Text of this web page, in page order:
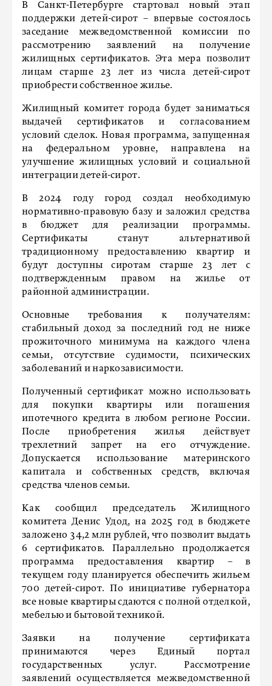
В Санкт-Петербурге стартовал новый этап
поддержки детей-сирот – впервые состоялось
заседание межведомственной комиссии по
рассмотрению заявлений на получение
жилищных сертификатов. Эта мера позволит
лицам старше 23 лет из числа детей-сирот
приобрести собственное жилье.
Жилищный комитет города будет заниматься
выдачей сертификатов и согласованием
условий сделок. Новая программа, запущенная
на федеральном уровне, направлена на
улучшение жилищных условий и социальной
интеграции детей-сирот.
В 2024 году город создал необходимую
нормативно-правовую базу и заложил средства
в бюджет для реализации программы.
Сертификаты станут альтернативой
традиционному предоставлению квартир и
будут доступны сиротам старше 23 лет с
подтвержденным правом на жилье от
районной администрации.
Основные требования к получателям:
стабильный доход за последний год не ниже
прожиточного минимума на каждого члена
семьи, отсутствие судимости, психических
заболеваний и наркозависимости.
Полученный сертификат можно использовать
для покупки квартиры или погашения
ипотечного кредита в любом регионе России.
После приобретения жилья действует
трехлетний запрет на его отчуждение.
Допускается использование материнского
капитала и собственных средств, включая
средства членов семьи.
Как сообщил председатель Жилищного
комитета Денис Удод, на 2025 год в бюджете
заложено 34,2 млн рублей, что позволит выдать
6 сертификатов. Параллельно продолжается
программа предоставления квартир – в
текущем году планируется обеспечить жильем
700 детей-сирот. По инициативе губернатора
все новые квартиры сдаются с полной отделкой,
мебелью и бытовой техникой.
Заявки на получение сертификата
принимаются через Единый портал
государственных услуг. Рассмотрение
заявлений осуществляется межведомственной